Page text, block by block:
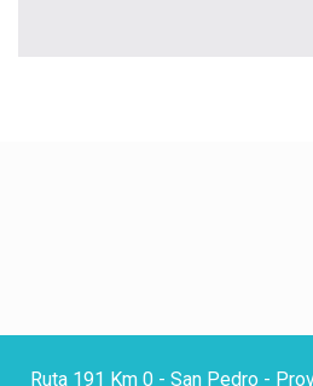
Ruta 191 Km 0 - San Pedro -